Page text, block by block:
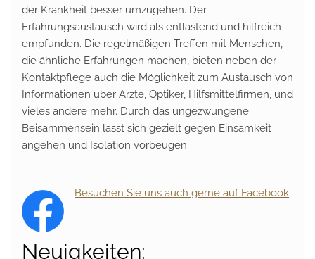
der Krankheit besser umzugehen. Der
Erfahrungsaustausch wird als entlastend und hilfreich
empfunden. Die regelmäßigen Treffen mit Menschen,
die ähnliche Erfahrungen machen, bieten neben der
Kontaktpflege auch die Möglichkeit zum Austausch von
Informationen über Ärzte, Optiker, Hilfsmittelfirmen, und
vieles andere mehr. Durch das ungezwungene
Beisammensein lässt sich gezielt gegen Einsamkeit
angehen und Isolation vorbeugen.
Besuchen Sie uns auch gerne auf Facebook
Neuigkeiten: